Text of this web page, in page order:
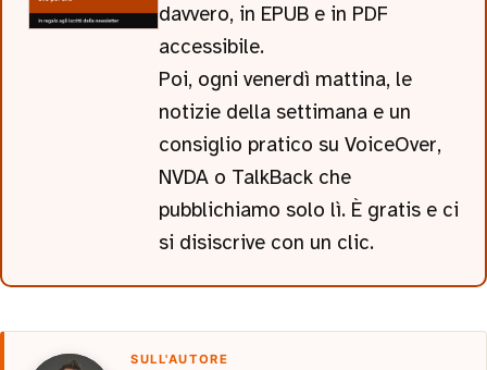
davvero, in EPUB e in PDF
accessibile.
Poi, ogni venerdì mattina, le
notizie della settimana e un
consiglio pratico su VoiceOver,
NVDA o TalkBack che
pubblichiamo solo lì. È gratis e ci
si disiscrive con un clic.
SULL'AUTORE